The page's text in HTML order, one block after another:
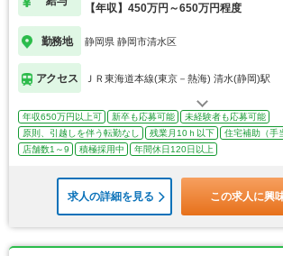
【年収】450万円～650万円程度
勤務地 静岡県 静岡市清水区
アクセス ＪＲ東海道本線(東京－熱海) 清水(静岡)駅
年収650万円以上可 新卒も応募可能
未経験者も応募可能
原則、引越しを伴う転勤なし
残業月10ｈ以下 住宅補助（手
店舗数1～9
積極採用中 年間休日120日以上
求人の詳細を見る この求人に興